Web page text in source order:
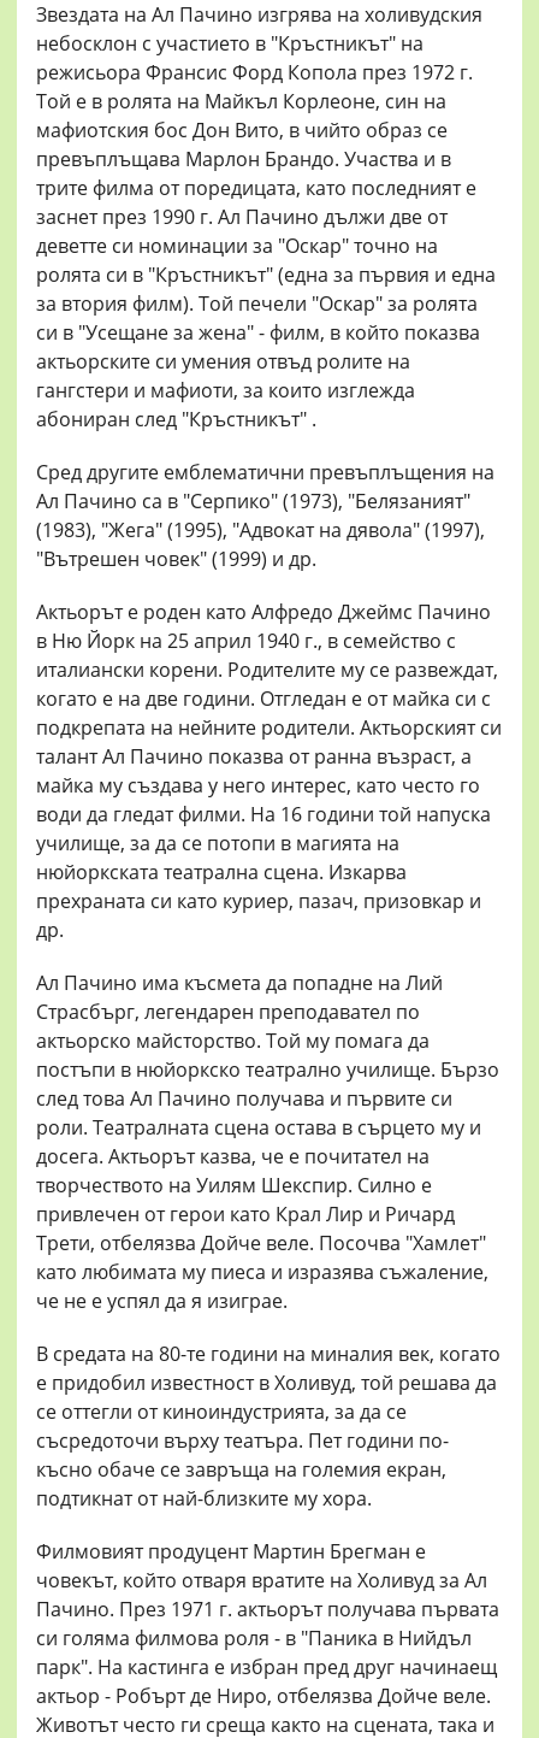
Звездата на Ал Пачино изгрява на холивудския
небосклон с участието в "Кръстникът" на
режисьора Франсис Форд Копола през 1972 г.
Той е в ролята на Майкъл Корлеоне, син на
мафиотския бос Дон Вито, в чийто образ се
превъплъщава Марлон Брандо. Участва и в
трите филма от поредицата, като последният е
заснет през 1990 г. Ал Пачино дължи две от
деветте си номинации за "Оскар" точно на
ролята си в "Кръстникът" (една за първия и една
за втория филм). Той печели "Оскар" за ролята
си в "Усещане за жена" - филм, в който показва
актьорските си умения отвъд ролите на
гангстери и мафиоти, за които изглежда
абониран след "Кръстникът" .
Сред другите емблематични превъплъщения на
Ал Пачино са в "Серпико" (1973), "Белязаният"
(1983), "Жега" (1995), "Адвокат на дявола" (1997),
"Вътрешен човек" (1999) и др.
Актьорът е роден като Алфредо Джеймс Пачино
в Ню Йорк на 25 април 1940 г., в семейство с
италиански корени. Родителите му се развеждат,
когато е на две години. Отгледан е от майка си с
подкрепата на нейните родители. Актьорският си
талант Ал Пачино показва от ранна възраст, а
майка му създава у него интерес, като често го
води да гледат филми. На 16 години той напуска
училище, за да се потопи в магията на
нюйоркската театрална сцена. Изкарва
прехраната си като куриер, пазач, призовкар и
др.
Ал Пачино има късмета да попадне на Лий
Страсбърг, легендарен преподавател по
актьорско майсторство. Той му помага да
постъпи в нюйоркско театрално училище. Бързо
след това Ал Пачино получава и първите си
роли. Театралната сцена остава в сърцето му и
досега. Актьорът казва, че е почитател на
творчеството на Уилям Шекспир. Силно е
привлечен от герои като Крал Лир и Ричард
Трети, отбелязва Дойче веле. Посочва "Хамлет"
като любимата му пиеса и изразява съжаление,
че не е успял да я изиграе.
В средата на 80-те години на миналия век, когато
е придобил известност в Холивуд, той решава да
се оттегли от киноиндустрията, за да се
съсредоточи върху театъра. Пет години по-
късно обаче се завръща на големия екран,
подтикнат от най-близките му хора.
Филмовият продуцент Мартин Брегман е
човекът, който отваря вратите на Холивуд за Ал
Пачино. През 1971 г. актьорът получава първата
си голяма филмова роля - в "Паника в Нийдъл
парк". На кастинга е избран пред друг начинаещ
актьор - Робърт де Ниро, отбелязва Дойче веле.
Животът често ги среща както на сцената, така и